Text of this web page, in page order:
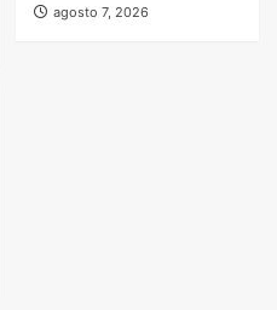
agosto 7, 2026